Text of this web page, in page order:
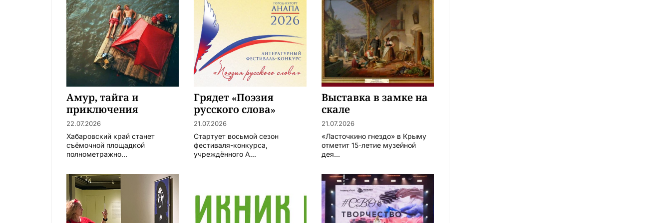
Амур, тайга и
приключения
22.07.2026
Хабаровский край станет
съёмочной площадкой
полнометражно...
Грядет «Поэзия
русского слова»
21.07.2026
Стартует восьмой сезон
фестиваля-конкурса,
учреждённого А...
Выставка в замке на
скале
21.07.2026
«Ласточкино гнездо» в Крыму
отметит 15-летие музейной
дея...